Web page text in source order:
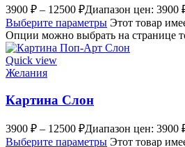
3900 ₽ – 12500 ₽Диапазон цен: 3900
Выберите параметры Этот товар
Опции можно выбрать на странице
Quick view
Желания
Картина Слон
3900 ₽ – 12500 ₽Диапазон цен: 3900
Выберите параметры Этот товар